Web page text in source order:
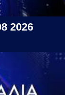
2026